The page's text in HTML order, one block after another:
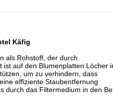
Käfig
als Rohstoff, der durch
ist auf den Blumenplatten Löcher
um zu verhindern, dass
effiziente Staubentfernung
durch das Filtermedium in den